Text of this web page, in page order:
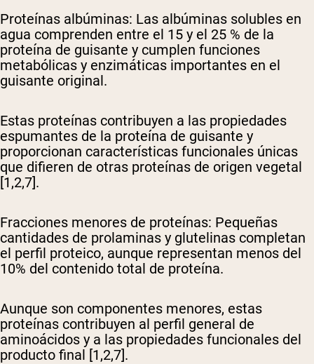
Proteínas albúminas: Las albúminas solubles en
agua comprenden entre el 15 y el 25 % de la
proteína de guisante y cumplen funciones
metabólicas y enzimáticas importantes en el
guisante original.
Estas proteínas contribuyen a las propiedades
espumantes de la proteína de guisante y
proporcionan características funcionales únicas
que difieren de otras proteínas de origen vegetal
[1,2,7].
Fracciones menores de proteínas: Pequeñas
cantidades de prolaminas y glutelinas completan
el perfil proteico, aunque representan menos del
10% del contenido total de proteína.
Aunque son componentes menores, estas
proteínas contribuyen al perfil general de
aminoácidos y a las propiedades funcionales del
producto final [1,2,7].